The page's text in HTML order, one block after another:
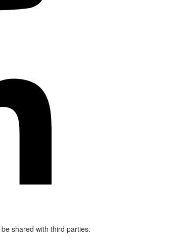
shared with third parties.